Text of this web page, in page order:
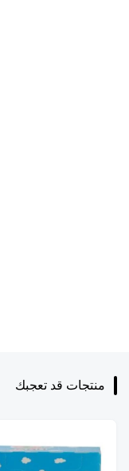
منتجات قد تعجبك